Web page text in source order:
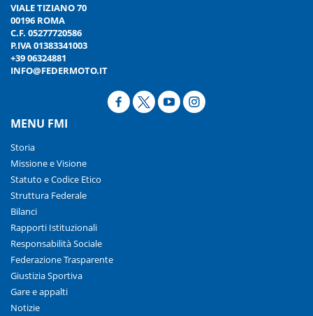
VIALE TIZIANO 70
00196 ROMA
C.F. 05277720586
P.IVA 01383341003
+39 06324881
INFO@FEDERMOTO.IT
MENU FMI
Storia
Missione e Visione
Statuto e Codice Etico
Struttura Federale
Bilanci
Rapporti Istituzionali
Responsabilità Sociale
Federazione Trasparente
Giustizia Sportiva
Gare e appalti
Notizie